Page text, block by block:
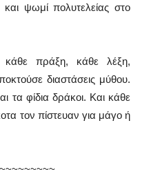
ψωμί πολυτελείας στο
πράξη, κάθε λέξη,
διαστάσεις μύθου.
τα φίδια δράκοι. Και κάθε
τον πίστευαν για μάγο ή